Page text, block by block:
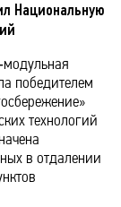
Национальную
победителем
технологий
в отдалении